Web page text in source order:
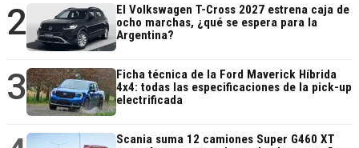
2
El Volkswagen T-Cross 2027 estrena caja de
ocho marchas, ¿qué se espera para la
Argentina?
3
Ficha técnica de la Ford Maverick Híbrida
4x4: todas las especificaciones de la pick-up
electrificada
Scania suma 12 camiones Super G460 XT